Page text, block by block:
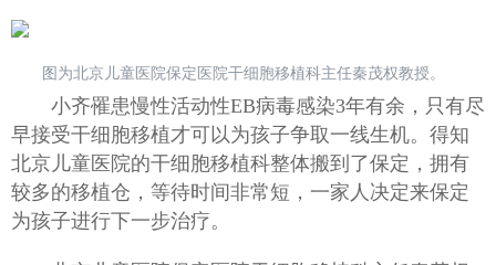
医患交流
图为北京儿童医院保定医院干细胞移植科主任秦茂权教授。
小齐罹患慢性活动性EB病毒感染3年有余，只有尽
早接受干细胞移植才可以为孩子争取一线生机。得知
北京儿童医院的干细胞移植科整体搬到了保定，拥有
较多的移植仓，等待时间非常短，一家人决定来保定
为孩子进行下一步治疗。